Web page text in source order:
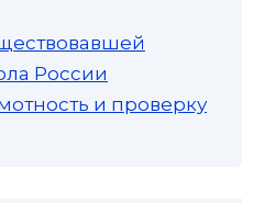
России
и проверку